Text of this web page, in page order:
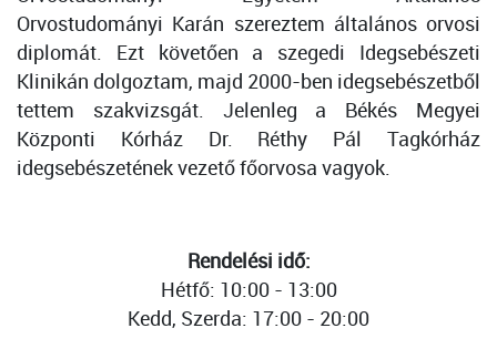
Orvostudományi Karán szereztem általános orvosi
diplomát. Ezt követően a szegedi Idegsebészeti
Klinikán dolgoztam, majd 2000-ben idegsebészetből
tettem szakvizsgát. Jelenleg a Békés Megyei
Központi Kórház Dr. Réthy Pál Tagkórház
idegsebészetének vezető főorvosa vagyok.
Rendelési idő:
Hétfő: 10:00 - 13:00
Kedd, Szerda: 17:00 - 20:00